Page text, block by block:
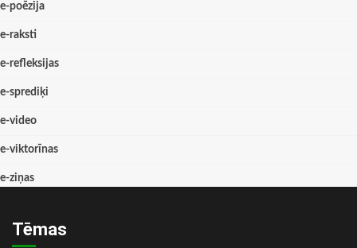
e-poēzija
e-raksti
e-refleksijas
e-sprediķi
e-video
e-viktorīnas
e-ziņas
Tēmas